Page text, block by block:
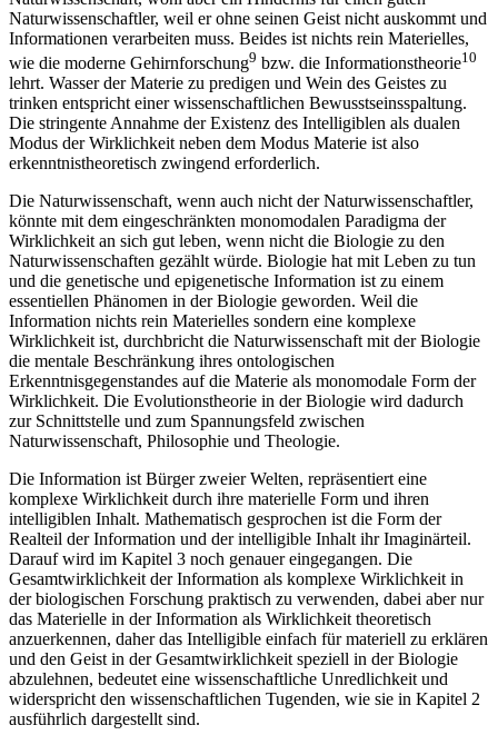
Naturwissenschaftler, weil er ohne seinen Geist nicht auskommt und
Informationen verarbeiten muss. Beides ist nichts rein Materielles,
wie die moderne Gehirnforschung9 bzw. die Informationstheorie10
lehrt. Wasser der Materie zu predigen und Wein des Geistes zu
trinken entspricht einer wissenschaftlichen Bewusstseinsspaltung.
Die stringente Annahme der Existenz des Intelligiblen als dualen
Modus der Wirklichkeit neben dem Modus Materie ist also
erkenntnistheoretisch zwingend erforderlich.
Die Naturwissenschaft, wenn auch nicht der Naturwissenschaftler,
könnte mit dem eingeschränkten monomodalen Paradigma der
Wirklichkeit an sich gut leben, wenn nicht die Biologie zu den
Naturwissenschaften gezählt würde. Biologie hat mit Leben zu tun
und die genetische und epigenetische Information ist zu einem
essentiellen Phänomen in der Biologie geworden. Weil die
Information nichts rein Materielles sondern eine komplexe
Wirklichkeit ist, durchbricht die Naturwissenschaft mit der Biologie
die mentale Beschränkung ihres ontologischen
Erkenntnisgegenstandes auf die Materie als monomodale Form der
Wirklichkeit. Die Evolutionstheorie in der Biologie wird dadurch
zur Schnittstelle und zum Spannungsfeld zwischen
Naturwissenschaft, Philosophie und Theologie.
Die Information ist Bürger zweier Welten, repräsentiert eine
komplexe Wirklichkeit durch ihre materielle Form und ihren
intelligiblen Inhalt. Mathematisch gesprochen ist die Form der
Realteil der Information und der intelligible Inhalt ihr Imaginärteil.
Darauf wird im Kapitel 3 noch genauer eingegangen. Die
Gesamtwirklichkeit der Information als komplexe Wirklichkeit in
der biologischen Forschung praktisch zu verwenden, dabei aber nur
das Materielle in der Information als Wirklichkeit theoretisch
anzuerkennen, daher das Intelligible einfach für materiell zu erklären
und den Geist in der Gesamtwirklichkeit speziell in der Biologie
abzulehnen, bedeutet eine wissenschaftliche Unredlichkeit und
widerspricht den wissenschaftlichen Tugenden, wie sie in Kapitel 2
ausführlich dargestellt sind.